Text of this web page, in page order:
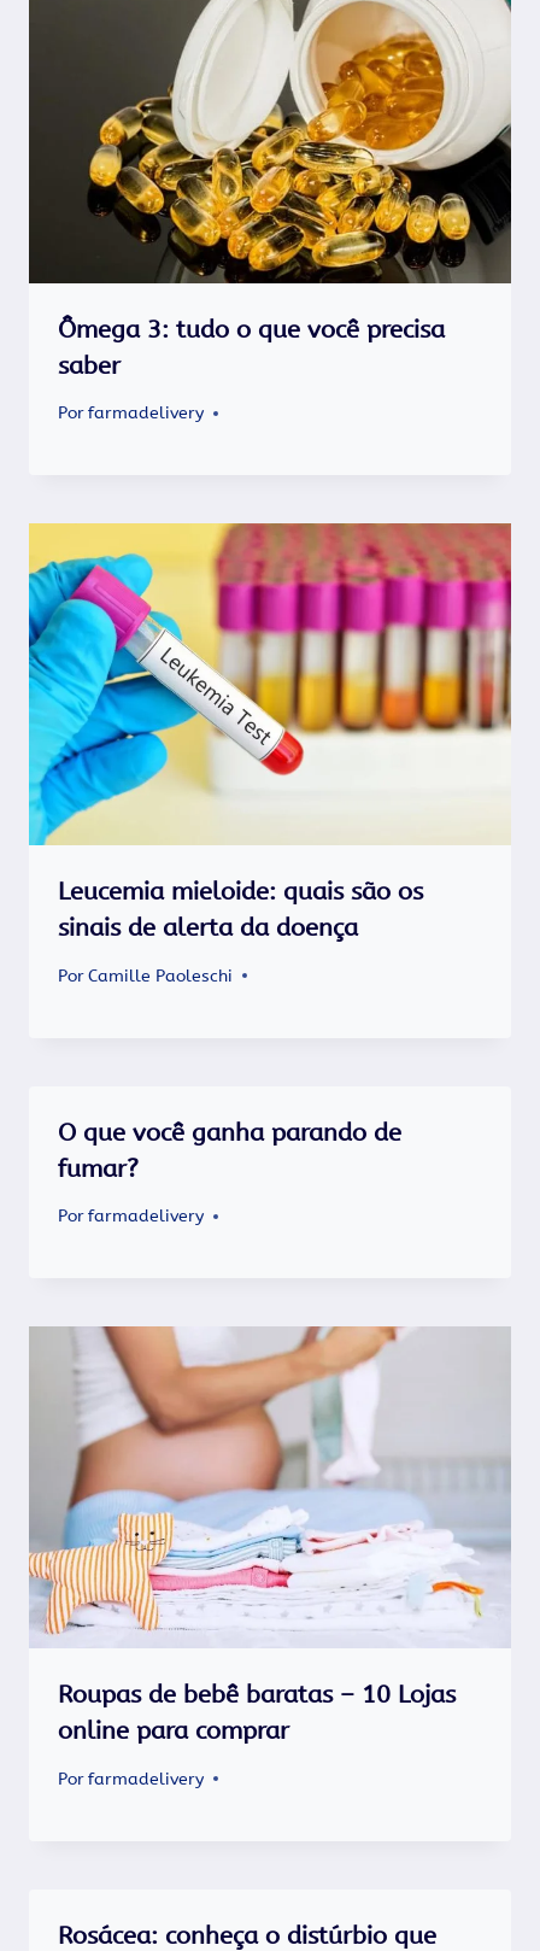
Ômega 3: tudo o que você precisa
saber
Porfarmadelivery
Leucemia mieloide: quais são os
sinais de alerta da doença
PorCamille Paoleschi
O que você ganha parando de
fumar?
Porfarmadelivery
Roupas de bebê baratas – 10 Lojas
online para comprar
Porfarmadelivery
Rosácea: conheça o distúrbio que